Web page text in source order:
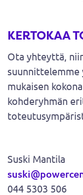
KERTOKAA
Ota yhteyttä,
mukaisen
kohderyhmän
Suski Mantila
044 5303 506